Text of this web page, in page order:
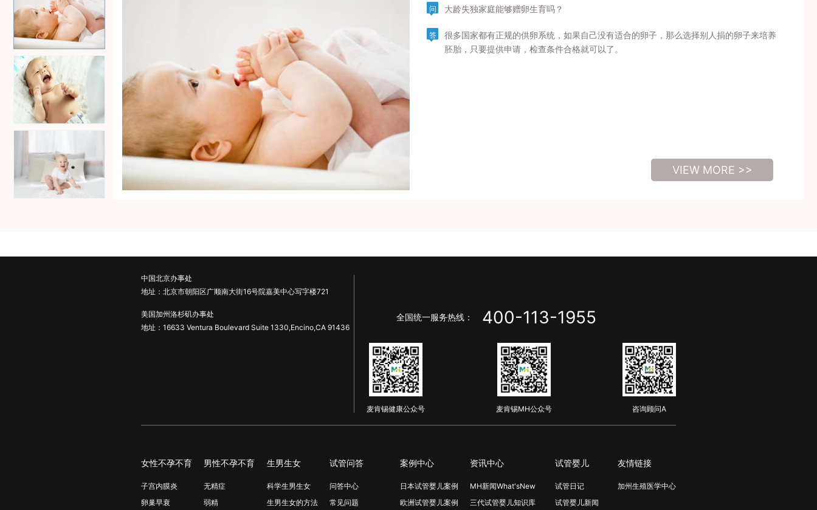
问 大龄失独家庭能够赠卵生育吗？
答
很多国家都有正规的供卵系统，如果自己没有适合的卵子，那么选择别人捐的卵子来培养
胚胎，只要提供申请，检查条件合格就可以了。
VIEW MORE >>
中国北京办事处
地址：北京市朝阳区广顺南大街16号院嘉美中心写字楼721
美国加州洛杉矶办事处
地址：16633 Ventura Boulevard Suite 1330,Encino,CA 91436
全国统一服务热线： 400-113-1955
麦肯锡健康公众号 麦肯锡MH公众号 咨询顾问A
女性不孕不育
子宫内膜炎
卵巢早衰
男性不孕不育
无精症
弱精
生男生女
科学生男生女
生男生女的方法
试管问答
问答中心
常见问题
案例中心
日本试管婴儿案例
欧洲试管婴儿案例
资讯中心
MH新闻What'sNew
三代试管婴儿知识库
试管婴儿
试管日记
试管婴儿新闻
友情链接
加州生殖医学中心